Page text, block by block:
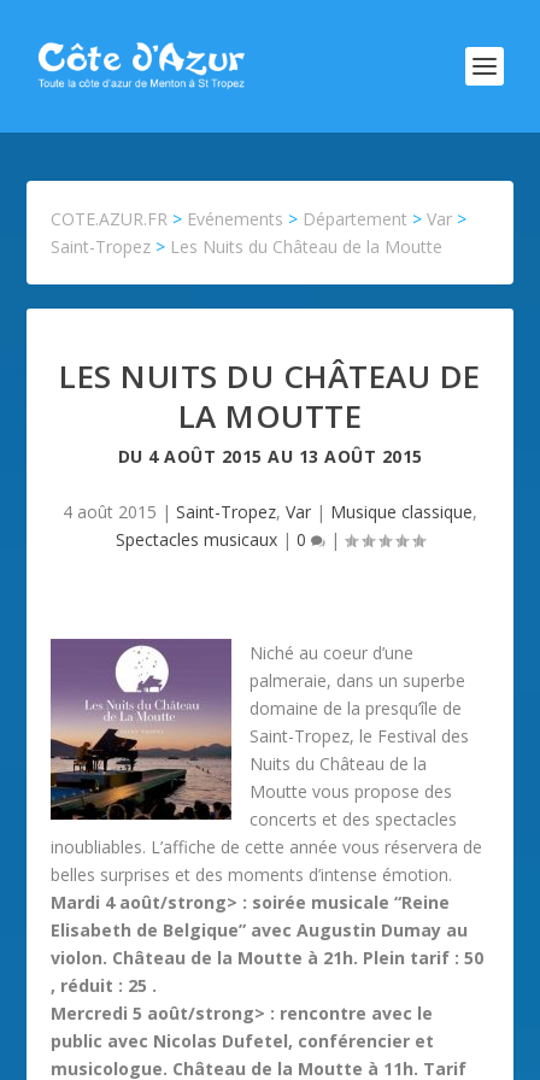
COTE.AZUR.FR > Evénements > Département >Var >
Saint-Tropez > Les Nuits du Château de la Moutte
LES NUITS DU CHÂTEAU DE
LA MOUTTE
DU 4 AOÛT 2015 AU 13 AOÛT 2015
4 août 2015 | Saint-Tropez, Var | Musique classique,
Spectacles musicaux | 0 |
Niché au coeur d’une
palmeraie, dans un superbe
domaine de la presqu’île de
Saint-Tropez, le Festival des
Nuits du Château de la
Moutte vous propose des
concerts et des spectacles
inoubliables. L’affiche de cette année vous réservera de
belles surprises et des moments d’intense émotion.
Mardi 4 août/strong> : soirée musicale “Reine
Elisabeth de Belgique” avec Augustin Dumay au
violon. Château de la Moutte à 21h. Plein tarif : 50
, réduit : 25 .
Mercredi 5 août/strong> : rencontre avec le
public avec Nicolas Dufetel, conférencier et
musicologue. Château de la Moutte à 11h. Tarif